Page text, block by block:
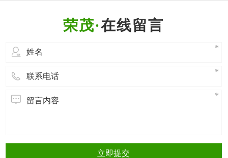
方法。一般来说，水果应该足够新鲜，成
在线留言
立即提交